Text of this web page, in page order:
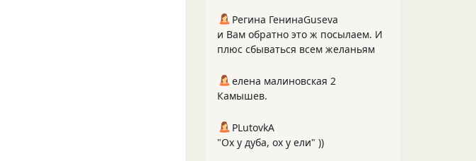
Регина ГенинаGuseva
и Вам обратно это ж посылаем. И
плюс сбываться всем желаньям
елена малиновская 2
Камышев.
PLutоvkА
"Ох у дуба, ох у ели" ))